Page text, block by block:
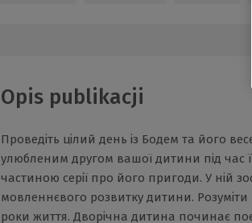
Opis publikacji
Проведіть цілий день із Бодем та його
улюбленим другом вашої дитини під час
частиною серії про його пригоди. У ній
мовленнєвого розвитку дитини.
роки життя. Дворічна дитина починає